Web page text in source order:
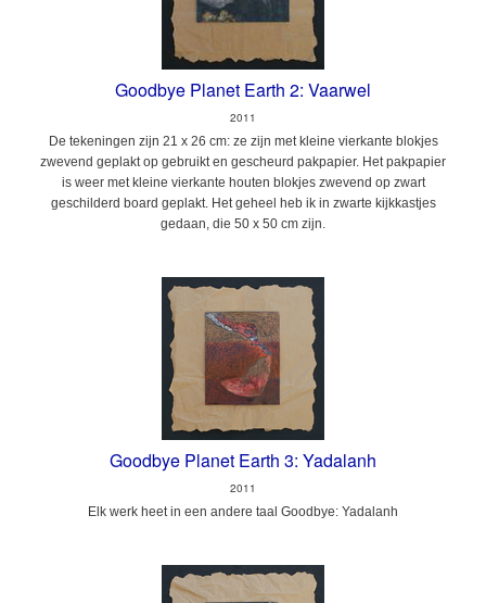
Goodbye Planet Earth 2: Vaarwel
2011
De tekeningen zijn 21 x 26 cm: ze zijn met kleine vierkante blokjes
zwevend geplakt op gebruikt en gescheurd pakpapier. Het pakpapier
is weer met kleine vierkante houten blokjes zwevend op zwart
geschilderd board geplakt. Het geheel heb ik in zwarte kijkkastjes
gedaan, die 50 x 50 cm zijn.
Goodbye Planet Earth 3: Yadalanh
2011
Elk werk heet in een andere taal Goodbye: Yadalanh